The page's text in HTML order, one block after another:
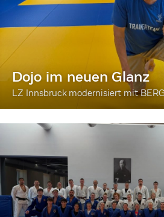
Dojo im neuen Glanz
LZ Innsbruck modernisiert mit